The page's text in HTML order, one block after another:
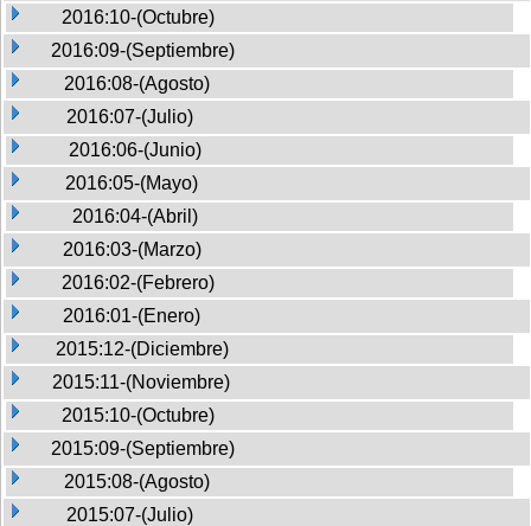
2016:10-(Octubre)
2016:09-(Septiembre)
2016:08-(Agosto)
2016:07-(Julio)
2016:06-(Junio)
2016:05-(Mayo)
2016:04-(Abril)
2016:03-(Marzo)
2016:02-(Febrero)
2016:01-(Enero)
2015:12-(Diciembre)
2015:11-(Noviembre)
2015:10-(Octubre)
2015:09-(Septiembre)
2015:08-(Agosto)
2015:07-(Julio)